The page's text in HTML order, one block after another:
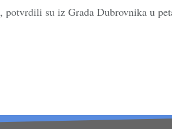
su iz Grada Dubrovnika u